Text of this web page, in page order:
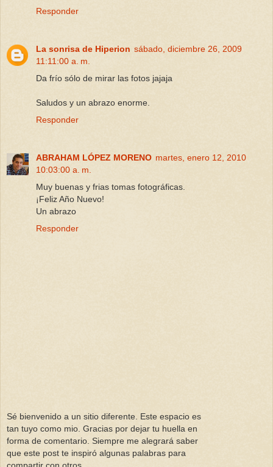
Responder
La sonrisa de Hiperion sábado, diciembre 26, 2009
11:11:00 a. m.
Da frío sólo de mirar las fotos jajaja
Saludos y un abrazo enorme.
Responder
ABRAHAM LÓPEZ MORENO martes, enero 12, 2010
10:03:00 a. m.
Muy buenas y frias tomas fotográficas.
¡Feliz Año Nuevo!
Un abrazo
Responder
Sé bienvenido a un sitio diferente. Este espacio es
tan tuyo como mio. Gracias por dejar tu huella en
forma de comentario. Siempre me alegrará saber
que este post te inspiró algunas palabras para
compartir con otros.